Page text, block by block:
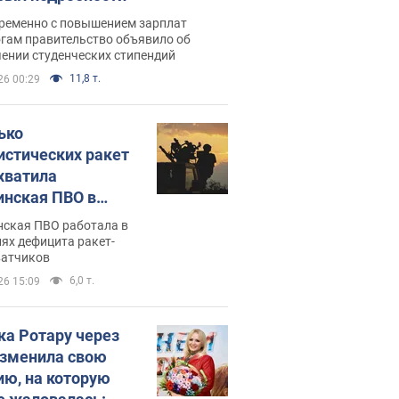
с повышением зарплат
правительство объявило об
студенческих стипендий
00:29 11,8 т.
ракет
ПВО в
в Минобороны
цифру
ПВО работала в
дефицита ракет-
15:09 6,0 т.
Ротару через
свою
на которую